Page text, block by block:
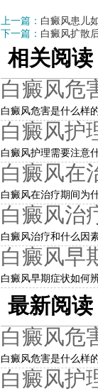
上一篇： 白癜风患儿
下一篇： 白癜风扩散
相关阅读
白癜风危
白癜风危害是什么样
白癜风护
白癜风护理需要注意
白癜风在
白癜风在治疗期间为
白癜风治
白癜风治疗和什么因
白癜风早
白癜风早期症状如何
最新阅读
白癜风危
白癜风危害是什么样
白癜风护